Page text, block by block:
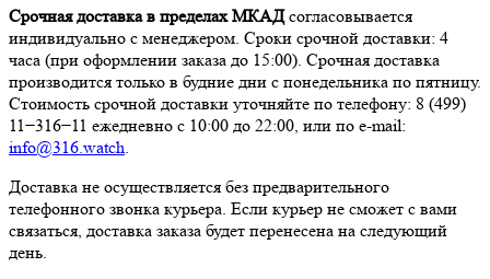
Срочная доставка в пределах МКАДсогласовывается
индивидуально с менеджером. Сроки срочной доставки: 4
часа (при оформлении заказа до 15:00). Срочная доставка
производится только в будние дни с понедельника по пятницу.
Стоимость срочной доставки уточняйте по телефону: 8 (499)
11−316−11 ежедневно с 10:00 до 22:00, или по e-mail:
info@316.watch
Доставка не осуществляется без предварительного
телефонного звонка курьера. Если курьер не сможет с вами
связаться, доставка заказа будет перенесена на следующий
день.